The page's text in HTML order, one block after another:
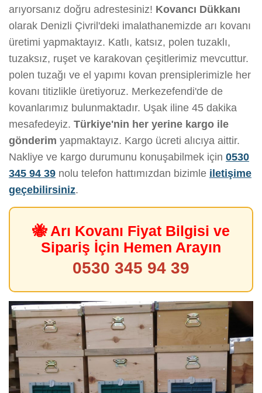
arıyorsanız doğru adrestesiniz! Kovancı Dükkanı
olarak Denizli Çivril'deki imalathanemizde arı kovanı
üretimi yapmaktayız. Katlı, katsız, polen tuzaklı,
tuzaksız, ruşet ve karakovan çeşitlerimiz mevcuttur.
polen tuzağı ve el yapımı kovan prensiplerimizle her
kovanı titizlikle üretiyoruz. Merkezefendi'de de
kovanlarımız bulunmaktadır. Uşak iline 45 dakika
mesafedeyiz. Türkiye'nin her yerine kargo ile
gönderim yapmaktayız. Kargo ücreti alıcıya aittir.
Nakliye ve kargo durumunu konuşabilmek için 0530
345 94 39 nolu telefon hattımızdan bizimle iletişime
geçebilirsiniz.
🐝 Arı Kovanı Fiyat Bilgisi ve
Sipariş İçin Hemen Arayın
0530 345 94 39